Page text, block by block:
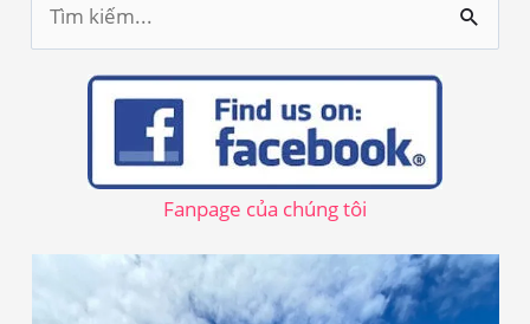
ì
Fanpage của chúng tôi